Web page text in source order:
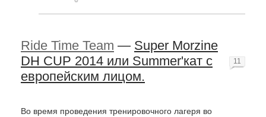
Ride Time Team — Super Morzine
DH CUP 2014 или Summer'кат c
европейским лицом.
Во время проведения тренировочного лагеря во
11